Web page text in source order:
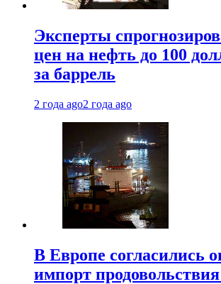
Эксперты
цен на нефть до 100
за баррель
2 года ago2 года ago
В Европе согласились
импорт